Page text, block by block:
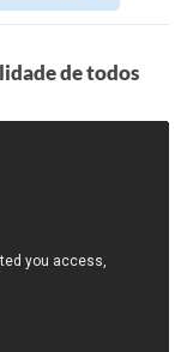
de todos